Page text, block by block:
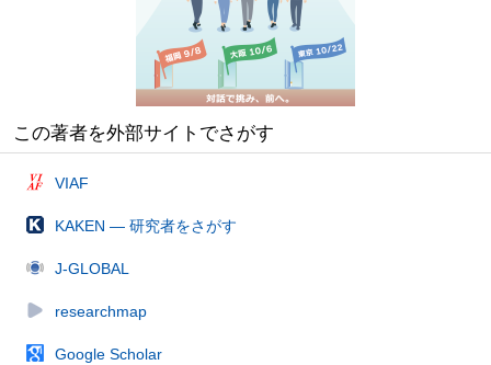
この著者を外部サイトでさがす
VIAF
KAKEN — 研究者をさがす
J-GLOBAL
researchmap
Google Scholar